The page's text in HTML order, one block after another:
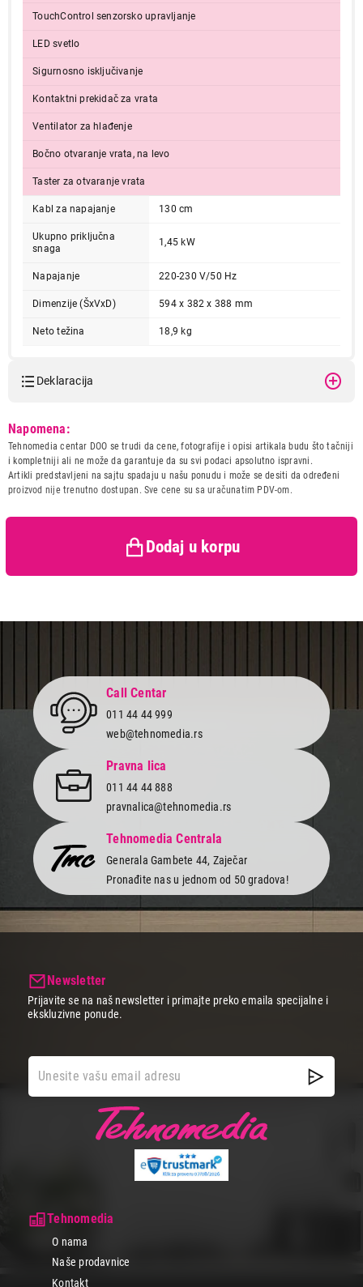
TouchControl senzorsko upravljanje
LED svetlo
Sigurnosno isključivanje
Kontaktni prekidač za vrata
Ventilator za hlađenje
Bočno otvaranje vrata, na levo
Taster za otvaranje vrata
Kabl za napajanje 130 cm
Ukupno priključna
snaga
1,45 kW
Napajanje 220-230 V/50 Hz
Dimenzije (ŠxVxD) 594 x 382 x 388 mm
Neto težina 18,9 kg
Deklaracija
Naziv i vrsta robe:
UGRADNA MIKROTALASNA
Uvoznik:
BSH Kućni aparati d.o.o.
Zemlja porekla:
Kina
kupaca po osnovu zakona o
Napomena:
Tehnomedia centar DOO se trudi da cene, fotografije i opisi artikala budu što tačniji
i kompletniji ali ne može da garantuje da su svi podaci apsolutno ispravni.
Artikli predstavljeni na sajtu spadaju u našu ponudu i može se desiti da određeni
proizvod nije trenutno dostupan. Sve cene su sa uračunatim PDV-om.
Dodaj u korpu
41.999,00
BOSCH BFL554MS0
Proizvod je dodat u korpu.
Ukupno u korpi:0,00
Nastavi kupovinu
Završi kupovinu
Call Centar
011 44 44 999
web@tehnomedia.rs
Pravna lica
011 44 44 888
pravnalica@tehnomedia.rs
Tehnomedia Centrala
Generala Gambete 44, Zaječar
Pronađite nas u jednom od 50 gradova!
Tehnomedia
O nama
Naše prodavnice
Kontakt
Newsletter
Prijavite se na naš newsletter i primajte preko emaila specijalne i
ekskluzivne ponude.